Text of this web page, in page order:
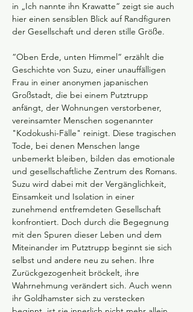
in „Ich nannte ihn Krawatte“ zeigt sie auch
hier einen sensiblen Blick auf Randfiguren
der Gesellschaft und deren stille Größe.
“Oben Erde, unten Himmel“ erzählt die
Geschichte von Suzu, einer unauffälligen
Frau in einer anonymen japanischen
Großstadt, die bei einem Putztrupp
anfängt, der Wohnungen verstorbener,
vereinsamter Menschen sogenannter
"Kodokushi-Fälle" reinigt. Diese tragischen
Tode, bei denen Menschen lange
unbemerkt bleiben, bilden das emotionale
und gesellschaftliche Zentrum des Romans.
Suzu wird dabei mit der Vergänglichkeit,
Einsamkeit und Isolation in einer
zunehmend entfremdeten Gesellschaft
konfrontiert. Doch durch die Begegnung
mit den Spuren dieser Leben und dem
Miteinander im Putztrupp beginnt sie sich
selbst und andere neu zu sehen. Ihre
Zurückgezogenheit bröckelt, ihre
Wahrnehmung verändert sich. Auch wenn
ihr Goldhamster sich zu verstecken